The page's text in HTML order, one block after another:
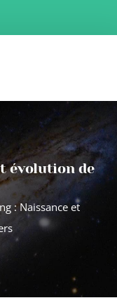
évolution de
: Naissance et